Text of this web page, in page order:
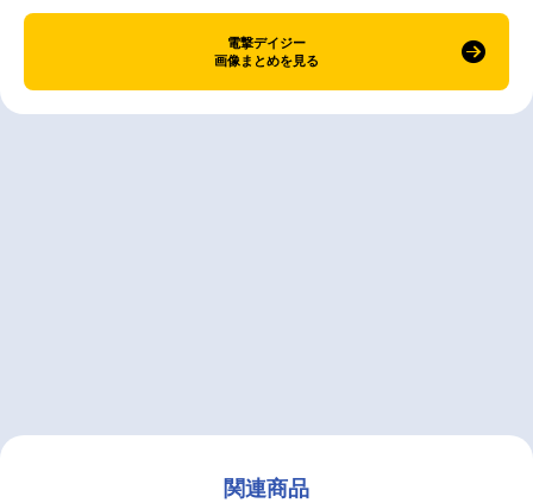
電撃デイジー
画像まとめを見る
関連商品